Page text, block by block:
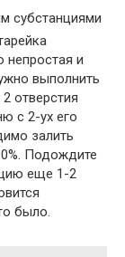
субстанциями
непростая и
выполнить
отверстия
с 2-ух его
залить
Подождите
еще 1-2
было.